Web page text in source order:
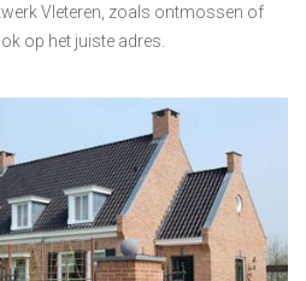
Vleteren, zoals ontmossen of
op het juiste adres.